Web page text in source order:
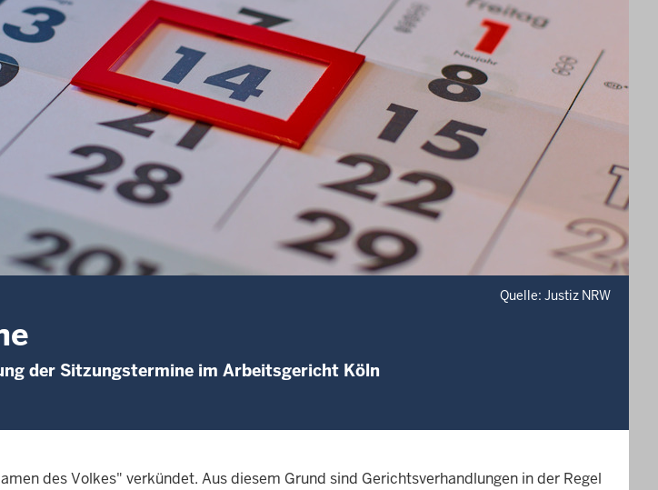
Quelle: Justiz NRW
der Sitzungstermine im Arbeitsgericht Köln
des Volkes" verkündet. Aus diesem Grund sind Gerichtsverhandlungen in der Regel